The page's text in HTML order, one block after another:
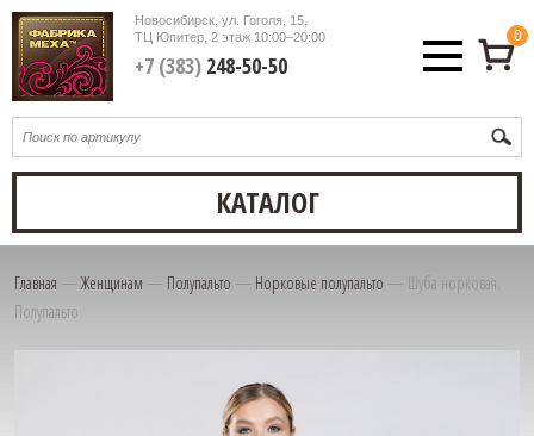
Новосибирск, ул. Гоголя, 15,
ТЦ Юпитер, 2 этаж10:00–20:00
+7 (383)248-50-50
0
КАТАЛОГ
Главная — Женщинам — Полупальто — Норковые полупальто — Шуба норковая.
Полупальто